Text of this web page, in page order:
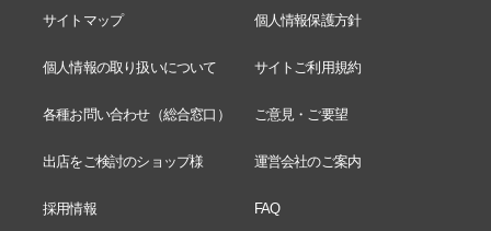
サイトマップ 個人情報保護方針
個人情報の取り扱いについて サイトご利用規約
各種お問い合わせ（総合窓口） ご意見・ご要望
出店をご検討のショップ様 運営会社のご案内
採用情報 FAQ